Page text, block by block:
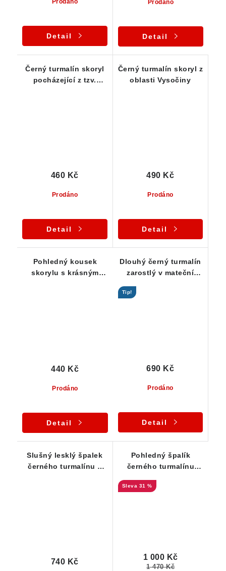
Detail
Prodáno
Detail
Černý turmalín skoryl
pocházející z tzv.
Prodáno
460 Kč
Detail
Černý turmalín skoryl z
oblasti Vysočiny
Prodáno
490 Kč
Detail
Pohledný kousek
skorylu s krásným
Prodáno
440 Kč
Detail
Dlouhý černý turmalín
zarostlý v mateční
Tip!
Prodáno
690 Kč
Detail
Slušný lesklý špalek
černého turmalínu s
740 Kč
Pohledný špalík
černého turmalínu
muskovitu
31 %
1 000 Kč
1 470 Kč